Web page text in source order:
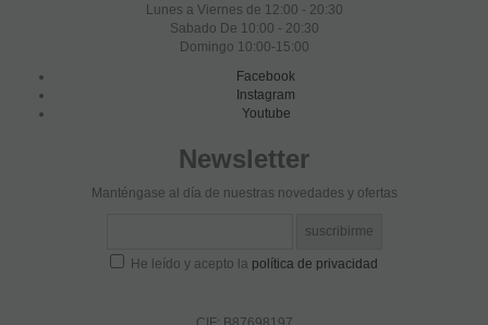
Lunes a Viernes de 12:00 - 20:30
Sabado De 10:00 - 20:30
Domingo 10:00-15:00
Facebook
Instagram
Youtube
Newsletter
Manténgase al día de nuestras novedades y ofertas
He leído y acepto la política de privacidad